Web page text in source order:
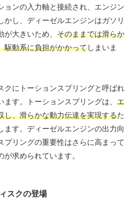
ョンの入力軸と接続され、エンジン
かし、ディーゼルエンジンはガソリ
大きいため、 そのままでは滑らか
駆動系に負担がかかってしまいま
クにトーションスプリングと呼ばれ
ます。トーションスプリングは、 エ
し、滑らかな動力伝達を実現するた
ます。ディーゼルエンジンの出力向
プリングの重要性はさらに高まって
求められています。
スクの登場